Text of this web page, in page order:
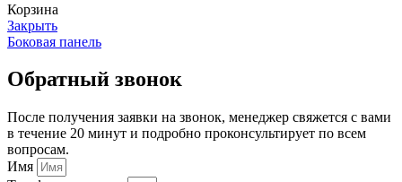
Корзина
Закрыть
Боковая панель
Обратный звонок
После получения заявки на звонок, менеджер свяжется с вами
в течение 20 минут и подробно проконсультирует по всем
вопросам.
Имя